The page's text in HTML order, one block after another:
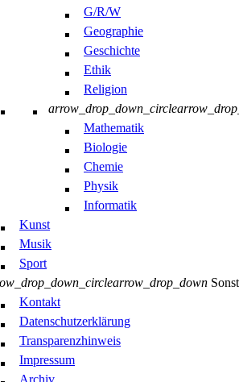
G/R/W
Geographie
Geschichte
Ethik
Religion
arrow_drop_down_circle
Mathematik
Biologie
Chemie
Physik
Informatik
Kunst
Musik
Sport
arrow_drop_down
Kontakt
Datenschutzerklärung
Transparenzhinweis
Impressum
Archiv